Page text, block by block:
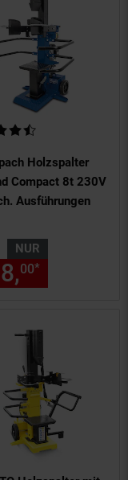
899,
Holzspalter
Compact 8t 230V
Ausführungen
4,61 von 5
NUR
00*